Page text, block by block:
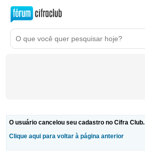
O usuário cancelou seu cadastro no Cifra Club.
Clique aqui para voltar à página anterior